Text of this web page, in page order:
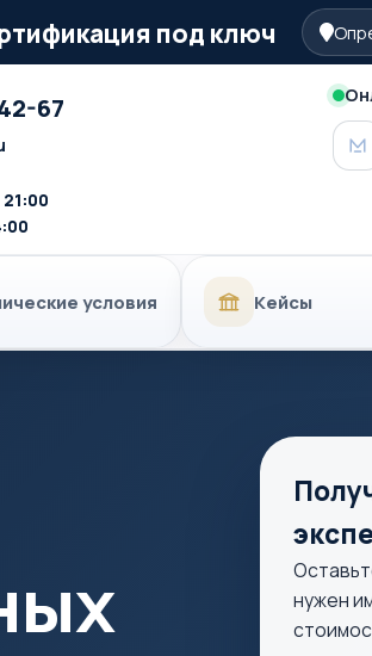
Бейджпод ключ
67
условия Кейсы
нужен